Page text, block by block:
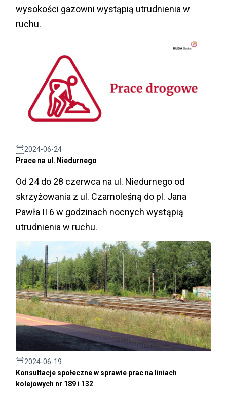
wysokości gazowni wystąpią utrudnienia w
ruchu.
2024-06-24
Prace na ul. Niedurnego
Od 24 do 28 czerwca na ul. Niedurnego od
skrzyżowania z ul. Czarnoleśną do pl. Jana
Pawła II 6 w godzinach nocnych wystąpią
utrudnienia w ruchu.
2024-06-19
Konsultacje społeczne w sprawie prac na liniach
kolejowych nr 189 i 132